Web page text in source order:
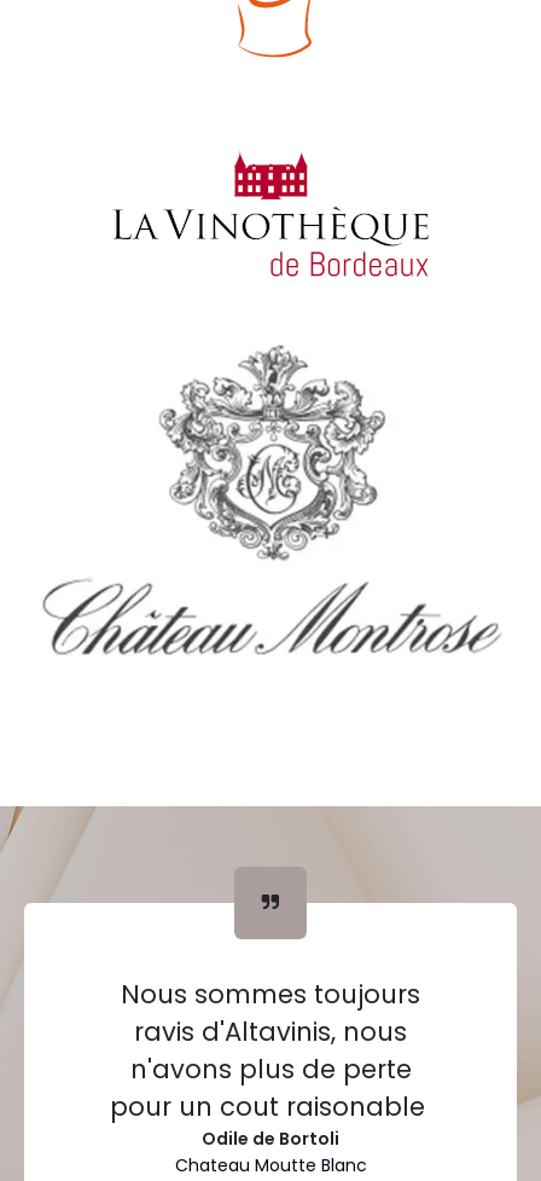
Nous sommes toujours
ravis d'Altavinis, nous
n'avons plus de perte
pour un cout raisonable
Odile de Bortoli
Chateau Moutte Blanc